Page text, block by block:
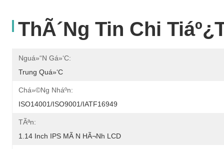
ThÃ´ng Tin Chi
Nguá»“n Gá»‘c:
Trung Quá»‘c
Chá»©ng Nháº­n:
ISO14001/ISO9001/IATF16949
TÃªn:
1.14 Inch IPS MÃ N HÃ¬nh LCD